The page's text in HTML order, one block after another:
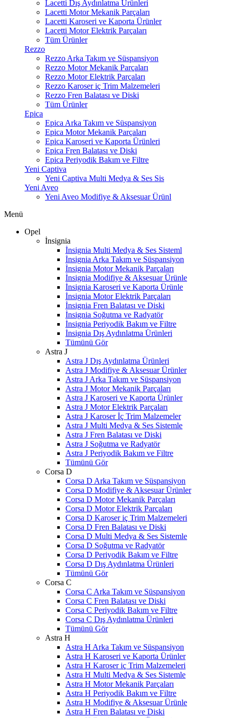
Lacetti Dış Aydınlatma Ürünleri
Lacetti Motor Mekanik Parçaları
Lacetti Karoseri ve Kaporta Ürünler
Lacetti Motor Elektrik Parçaları
Tüm Ürünler
Rezzo
Rezzo Arka Takım ve Süspansiyon
Rezzo Motor Mekanik Parçaları
Rezzo Motor Elektrik Parçaları
Rezzo Karoser iç Trim Malzemeleri
Rezzo Fren Balatası ve Diski
Tüm Ürünler
Epica
Epica Arka Takım ve Süspansiyon
Epica Motor Mekanik Parçaları
Epica Karoseri ve Kaporta Ürünleri
Epica Fren Balatası ve Diski
Epica Periyodik Bakım ve Filtre
Yeni Captiva
Yeni Captiva Multi Medya & Ses Sis
Yeni Aveo
Yeni Aveo Modifiye & Aksesuar Ürünl
Menü
Opel
İnsignia
İnsignia Multi Medya & Ses Sisteml
İnsignia Arka Takım ve Süspansiyon
İnsignia Motor Mekanik Parçaları
İnsignia Modifiye & Aksesuar Ürünle
İnsignia Karoseri ve Kaporta Ürünle
İnsignia Motor Elektrik Parçaları
İnsignia Fren Balatası ve Diski
İnsignia Soğutma ve Radyatör
İnsignia Periyodik Bakım ve Filtre
İnsignia Dış Aydınlatma Ürünleri
Tümünü Gör
Astra J
Astra J Dış Aydınlatma Ürünleri
Astra J Modifiye & Aksesuar Ürünler
Astra J Arka Takım ve Süspansiyon
Astra J Motor Mekanik Parçaları
Astra J Karoseri ve Kaporta Ürünler
Astra J Motor Elektrik Parçaları
Astra J Karoser İç Trim Malzemeler
Astra J Multi Medya & Ses Sistemle
Astra J Fren Balatası ve Diski
Astra J Soğutma ve Radyatör
Astra J Periyodik Bakım ve Filtre
Tümünü Gör
Corsa D
Corsa D Arka Takım ve Süspansiyon
Corsa D Modifiye & Aksesuar Ürünler
Corsa D Motor Mekanik Parçaları
Corsa D Motor Elektrik Parçaları
Corsa D Karoser iç Trim Malzemeleri
Corsa D Fren Balatası ve Diski
Corsa D Multi Medya & Ses Sistemle
Corsa D Soğutma ve Radyatör
Corsa D Periyodik Bakım ve Filtre
Corsa D Dış Aydınlatma Ürünleri
Tümünü Gör
Corsa C
Corsa C Arka Takım ve Süspansiyon
Corsa C Fren Balatası ve Diski
Corsa C Periyodik Bakım ve Filtre
Corsa C Dış Aydınlatma Ürünleri
Tümünü Gör
Astra H
Astra H Arka Takım ve Süspansiyon
Astra H Karoseri ve Kaporta Ürünler
Astra H Karoser iç Trim Malzemeleri
Astra H Multi Medya & Ses Sistemle
Astra H Motor Mekanik Parçaları
Astra H Periyodik Bakım ve Filtre
Astra H Modifiye & Aksesuar Ürünle
Astra H Fren Balatası ve Diski